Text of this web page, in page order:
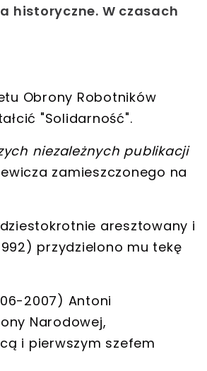
historyczne. W czasach
Obrony Robotników
"Solidarność".
niezależnych publikacji
zamieszczonego na
aresztowany i
przydzielono mu tekę
2007) Antoni
Narodowej,
i pierwszym szefem